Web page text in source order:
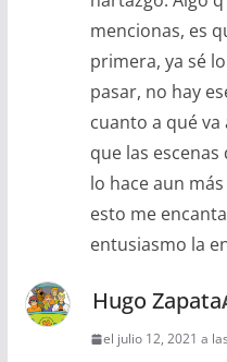
mencionas, es
primera, ya sé
pasar, no hay
cuanto a qué va
que las
lo hace aun
esto me
entusiasmo la
Hugo Zapata
el julio 12, 2021 a